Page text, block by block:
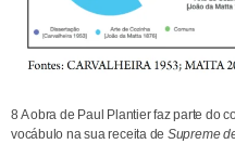
8 A obra de Paul Plantier faz parte do
vocábulo na sua receita de Supreme